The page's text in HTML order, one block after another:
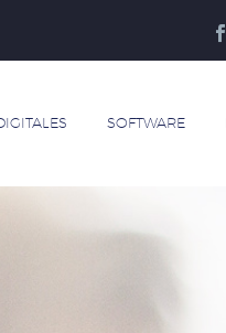
SOFTWARE